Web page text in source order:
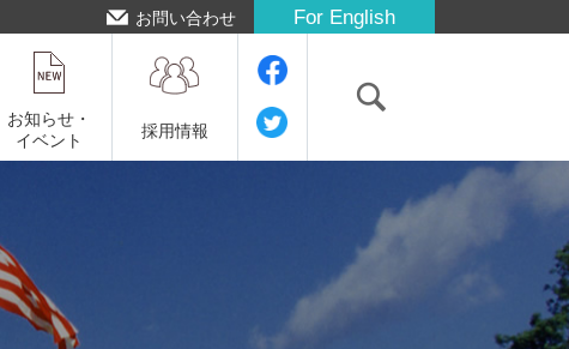
お問い合わせ For English
お知らせ・
イベント
採用情報